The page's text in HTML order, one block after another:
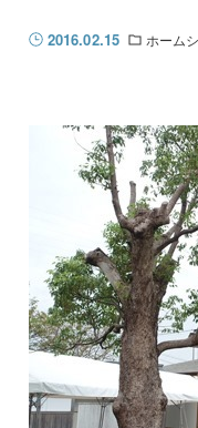
2016.02.15 ホーム